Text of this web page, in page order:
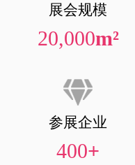
展会规模
20,000m²
参展企业
400+